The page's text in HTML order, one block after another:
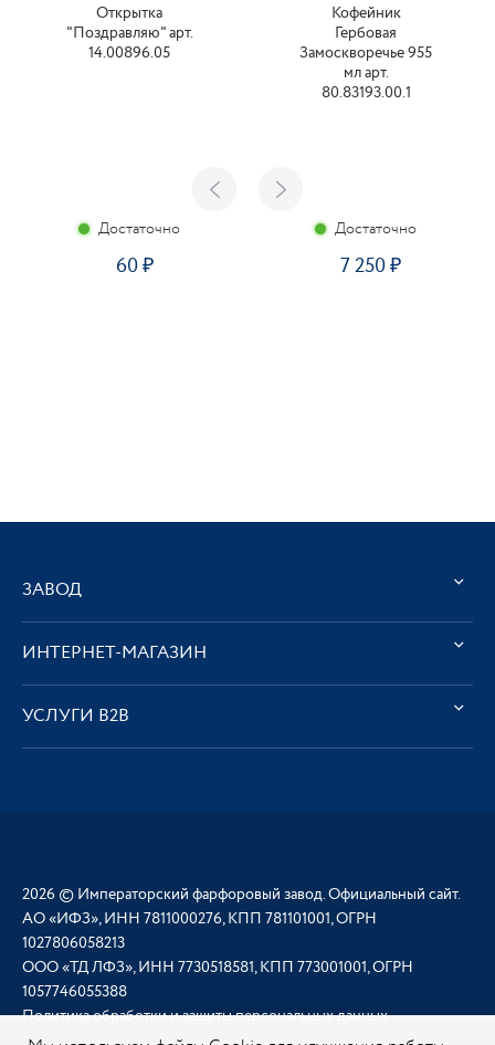
Открытка
"Поздравляю" арт.
14.00896.05
Достаточно
60
Кофейник
Гербовая
Замоскворечье 955
мл арт.
80.83193.00.1
Достаточно
7 250
ЗАВОД
ИНТЕРНЕТ-МАГАЗИН
УСЛУГИ В2В
2026 © Императорский фарфоровый завод. Официальный сайт.
АО «ИФЗ», ИНН 7811000276, КПП 781101001, ОГРН
1027806058213
ООО «ТД ЛФЗ», ИНН 7730518581, КПП 773001001, ОГРН
1057746055388
Политика обработки и защиты персональных данных